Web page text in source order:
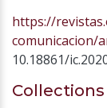
https://
comunicacion/
10.18861/
Collections